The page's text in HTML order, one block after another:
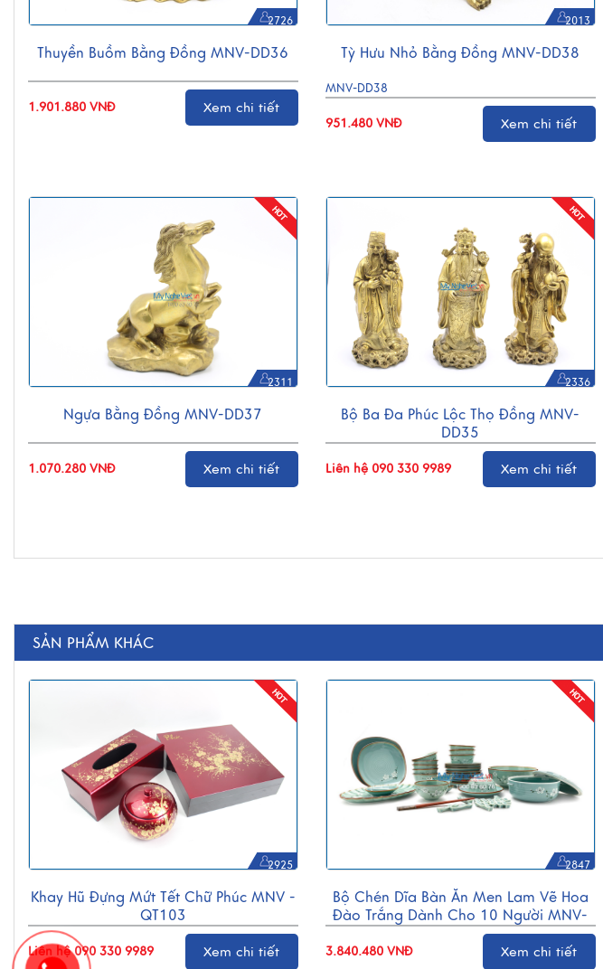
2726
Thuyền Buồm Bằng Đồng MNV-DD36
1.901.880 VNĐ Xem chi tiết
2013
Tỳ Hưu Nhỏ Bằng Đồng MNV-DD38
MNV-DD38
951.480 VNĐ Xem chi tiết
2311
Ngựa Bằng Đồng MNV-DD37
1.070.280 VNĐ Xem chi tiết
2336
Bộ Ba Đa Phúc Lộc Thọ Đồng MNV-
DD35
Liên hệ 090 330 9989 Xem chi tiết
SẢN PHẨM KHÁC
2925
Khay Hũ Đựng Mứt Tết Chữ Phúc MNV -
QT103
Liên hệ 090 330 9989 Xem chi tiết
2847
Bộ Chén Dĩa Bàn Ăn Men Lam Vẽ Hoa
Đào Trắng Dành Cho 10 Người MNV-
BBA02-6
3.840.480 VNĐ Xem chi tiết